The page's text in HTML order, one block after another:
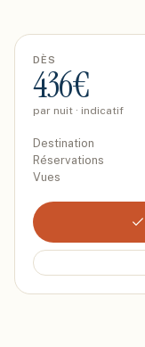
DÈS
436€
par nuit · indicatif
Destination
Réservations
Vues